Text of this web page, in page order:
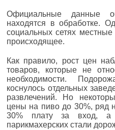
Официальные данные
находятся в обработке.
социальных сетях
происходящее.
Как правило, рост цен
товаров, которые не
необходимости.
коснулось отдельных
развлечений. Но
цены на пиво до 30%, ряд
30% плату за вход, а
парикмахерских стали